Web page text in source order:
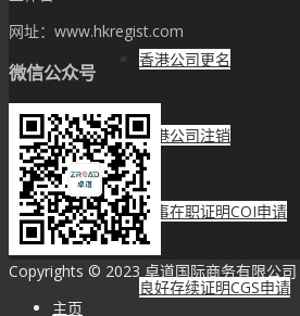
香港公司更名
香港公司注销
董事在职证明COI申请
良好存续证明CGS申请
网址：www.hkregist.com
微信公众号
Copyrights © 2023 卓道国际商务有限公司
主页